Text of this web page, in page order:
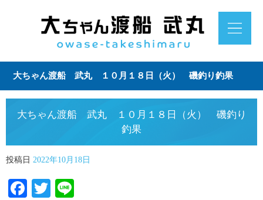
大ちゃん渡船 武丸 １０月１８日（火） 磯釣り釣果
大ちゃん渡船 武丸 １０月１８日（火） 磯釣り
釣果
投稿日 2022年10月18日
Facebook
Twitter